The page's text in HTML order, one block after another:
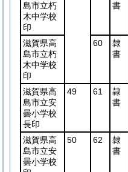
島市立朽
木中学校
印
書
滋賀県高
島市立朽
木中学校
印
60
隷
書
滋賀県高
島市立安
曇小学校
長印
49 61
隷
書
滋賀県高
島市立安
曇小学校
50 62
隷
書